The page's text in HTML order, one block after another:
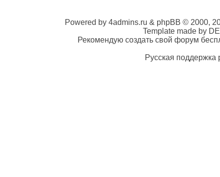
Powered by 4admins.ru & phpBB © 2000,
Template made by
Рекомендую создать свой форум
Русская поддержка